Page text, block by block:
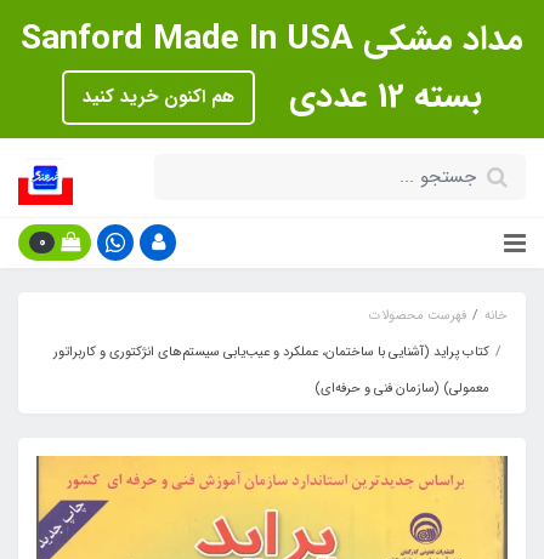
مداد مشکی Sanford Made In USA
بسته 12 عددی
هم اکنون خرید کنید
0
خانه
فهرست محصولات
کتاب پراید (آشنایی با ساختمان، عملکرد و عیب‌یابی سیستم‌های انژکتوری و کاربراتور
معمولی) (سازمان فنی و حرفه‌ای)